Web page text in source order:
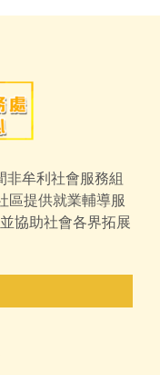
非牟利社會服務組
區提供就業輔導服
協助社會各界拓展